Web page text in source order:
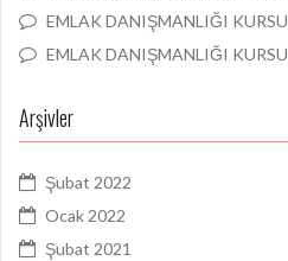
EMLAK DANIŞMANLIĞI KURSU
EMLAK DANIŞMANLIĞI KURSU
Arşivler
Şubat 2022
Ocak 2022
Şubat 2021